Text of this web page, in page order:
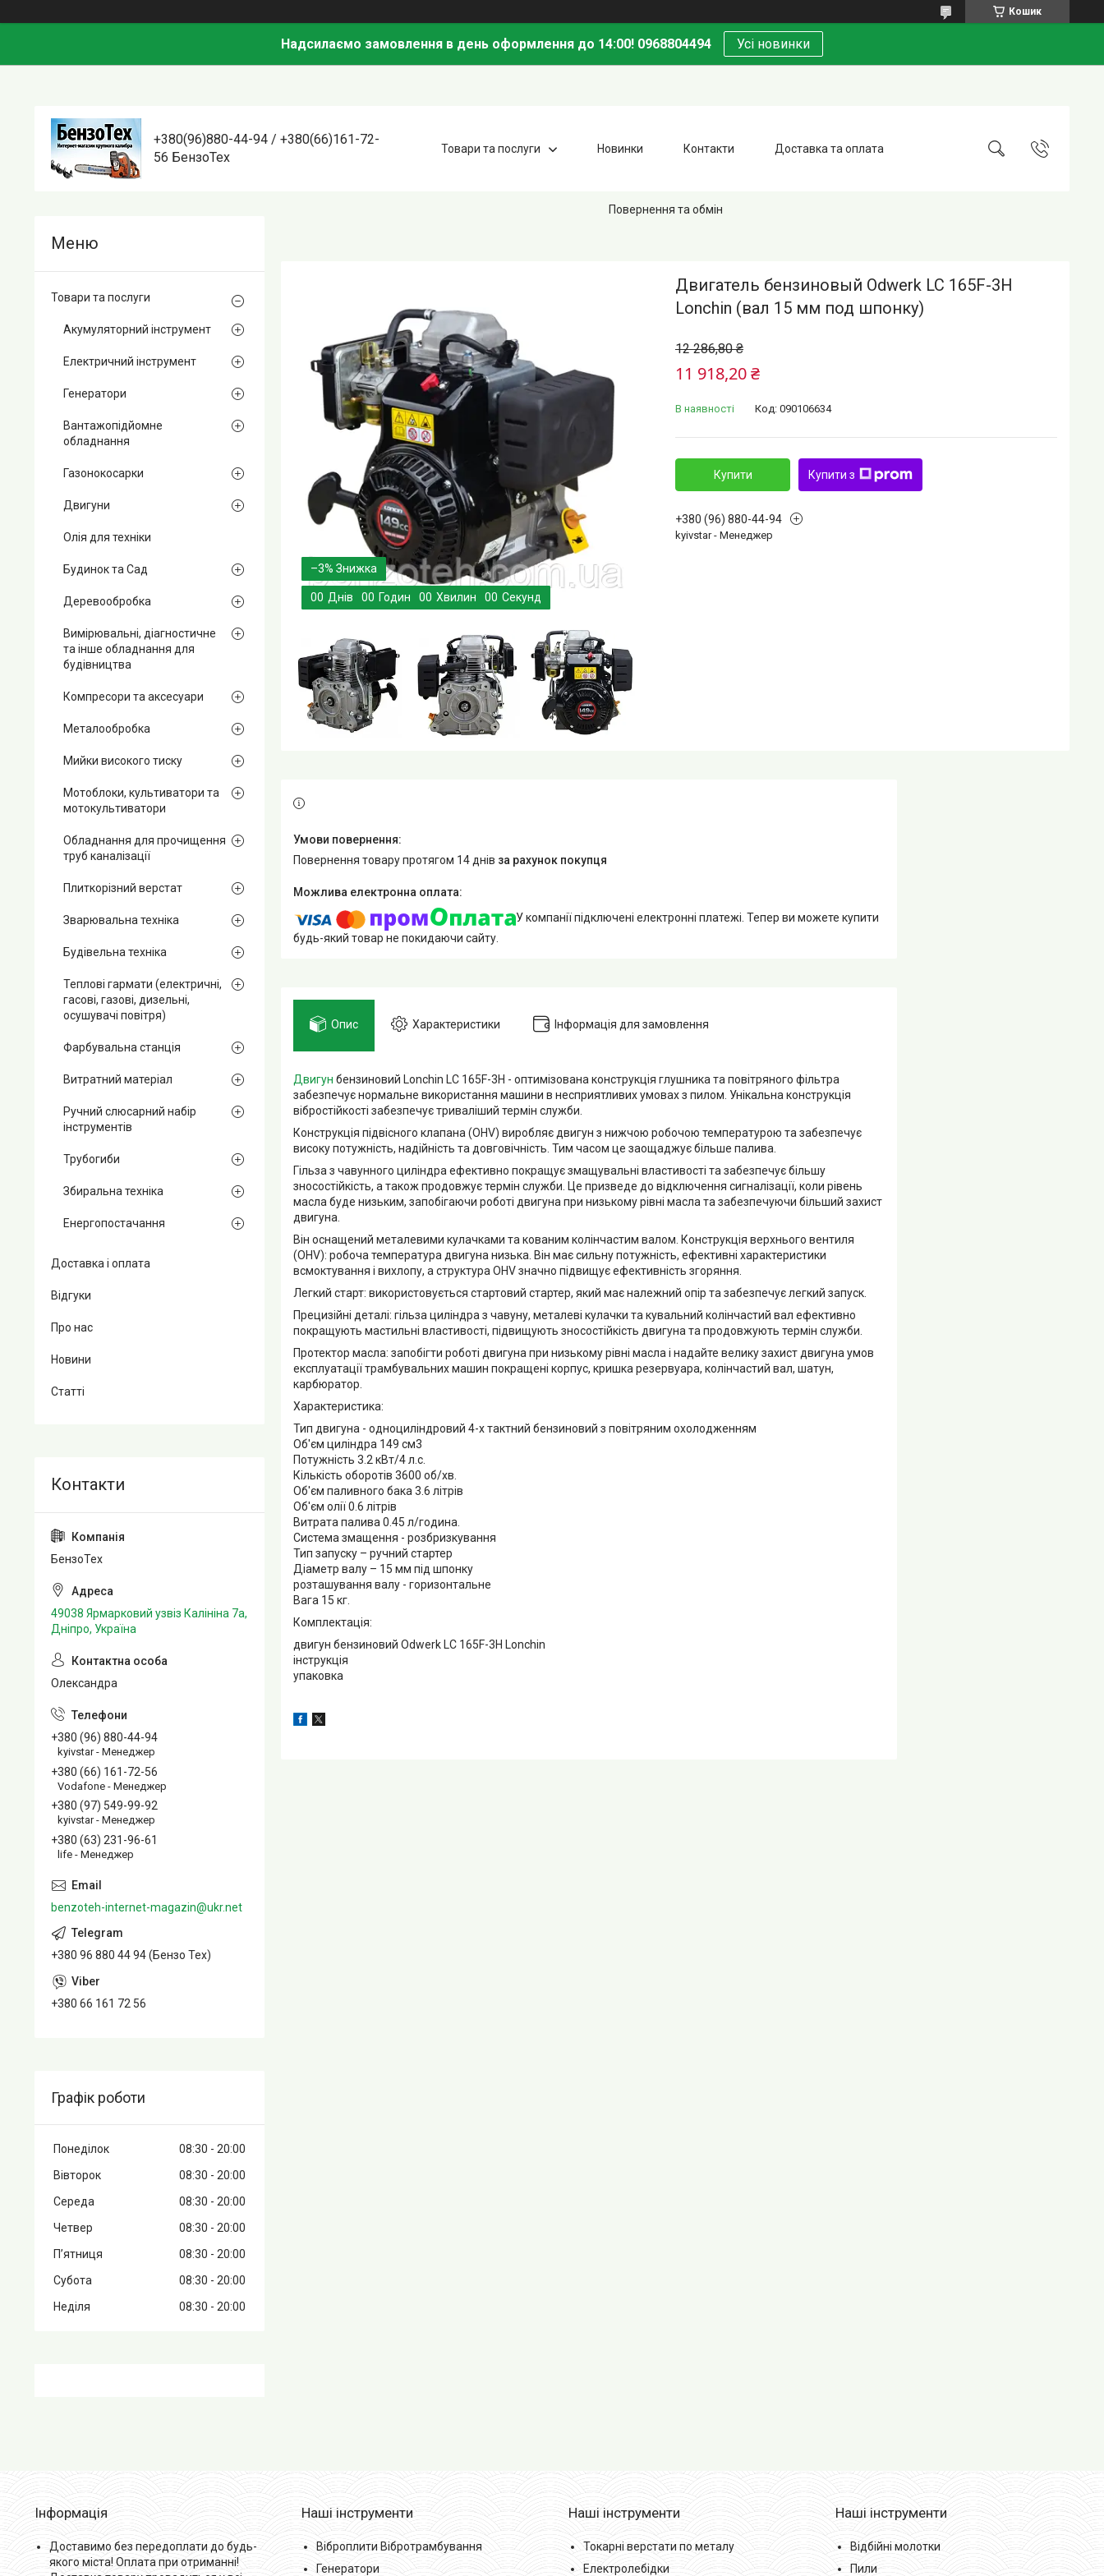
Кошик
Надсилаємо замовлення в день оформлення до 14:00! 0968804494 Усі новинки
+380(96)880-44-94 / +380(66)161-72-
56 БензоТех
Товари та послуги Новинки Контакти Доставка та оплата
Повернення та обмін
–3%
00 Днів 00 Годин 00 Хвилин 00 Секунд
Двигатель бензиновый Odwerk LC 165F-3H
Lonchin (вал 15 мм под шпонку)
12 286,80 ₴
11 918,20 ₴
В наявності Код: 090106634
Купити Купити з
+380 (96) 880-44-94
kyivstar - Менеджер
повернення товару протягом 14 днів за рахунок покупця
У компанії підключені електронні платежі. Тепер ви можете купити
будь-який товар не покидаючи сайту.
Опис Характеристики Інформація для замовлення
Двигун бензиновий Lonchin LC 165F-3H - оптимізована конструкція глушника та повітряного фільтра
забезпечує нормальне використання машини в несприятливих умовах з пилом. Унікальна конструкція
вібростійкості забезпечує триваліший термін служби.
Конструкція підвісного клапана (OHV) виробляє двигун з нижчою робочою температурою та забезпечує
високу потужність, надійність та довговічність. Тим часом це заощаджує більше палива.
Гільза з чавунного циліндра ефективно покращує змащувальні властивості та забезпечує більшу
зносостійкість, а також продовжує термін служби. Це призведе до відключення сигналізації, коли рівень
масла буде низьким, запобігаючи роботі двигуна при низькому рівні масла та забезпечуючи більший захист
двигуна.
Він оснащений металевими кулачками та кованим колінчастим валом. Конструкція верхнього вентиля
(OHV): робоча температура двигуна низька. Він має сильну потужність, ефективні характеристики
всмоктування і вихлопу, а структура OHV значно підвищує ефективність згоряння.
Легкий старт: використовується стартовий стартер, який має належний опір та забезпечує легкий запуск.
Прецизійні деталі: гільза циліндра з чавуну, металеві кулачки та кувальний колінчастий вал ефективно
покращують мастильні властивості, підвищують зносостійкість двигуна та продовжують термін служби.
Протектор масла: запобігти роботі двигуна при низькому рівні масла і надайте велику захист двигуна умов
експлуатації трамбувальних машин покращені корпус, кришка резервуара, колінчастий вал, шатун,
карбюратор.
Характеристика:
Тип двигуна - одноциліндровий 4-х тактний бензиновий з повітряним охолодженням
Об'єм циліндра 149 см3
Потужність 3.2 кВт/4 л.с.
Кількість оборотів 3600 об/хв.
Об'єм паливного бака 3.6 літрів
Об'єм олії 0.6 літрів
Витрата палива 0.45 л/година.
Система змащення - розбризкування
Тип запуску – ручний стартер
Діаметр валу – 15 мм під шпонку
розташування валу - горизонтальне
Вага 15 кг.
Комплектація:
двигун бензиновий Odwerk LC 165F-3H Lonchin
інструкція
упаковка
Товари та послуги
Акумуляторний інструмент
Електричний інструмент
Генератори
Вантажопідйомне
обладнання
Газонокосарки
Двигуни
Олія для техніки
Будинок та Сад
Деревообробка
Вимірювальні, діагностичне
та інше обладнання для
будівництва
Компресори та аксесуари
Металообробка
Мийки високого тиску
Мотоблоки, культиватори та
мотокультиватори
Обладнання для прочищення
труб каналізації
Плиткорізний верстат
Зварювальна техніка
Будівельна техніка
Теплові гармати (електричні,
гасові, газові, дизельні,
осушувачі повітря)
Фарбувальна станція
Витратний матеріал
Ручний слюсарний набір
інструментів
Трубогиби
Збиральна техніка
Енергопостачання
Доставка і оплата
Відгуки
Про нас
Новини
Статті
БензоТех
49038 Ярмарковий узвіз Калініна 7а,
Дніпро, Україна
Олександра
+380 (96) 880-44-94
kyivstar - Менеджер
+380 (66) 161-72-56
Vodafone - Менеджер
+380 (97) 549-99-92
kyivstar - Менеджер
+380 (63) 231-96-61
life - Менеджер
benzoteh-internet-magazin@ukr.net
+380 96 880 44 94 (Бензо Тех)
+380 66 161 72 56
Графік роботи
Понеділок 08:30
20:00
Вівторок
08:30
20:00
Середа
08:30
20:00
Четвер
08:30
20:00
Пʼятниця
08:30
20:00
Субота
08:30
20:00
Неділя
08:30 20:00
Інформація
Доставимо без передоплати до будь-
якого міста! Оплата при отриманні!
Наші інструменти
Віброплити Вібротрамбування
Генератори
Наші інструменти
Токарні верстати по металу
Електролебідки
Наші інструменти
Відбійні молотки
Пили